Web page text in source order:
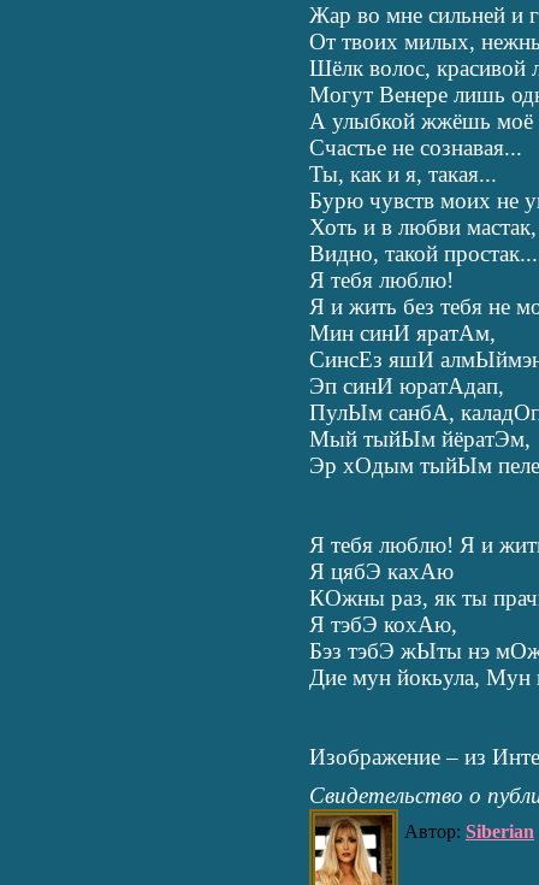
Жар во мне сильней и
От твоих милых,
Шёлк волос, красивой
Могут Венере лишь
А улыбкой жжёшь моё
Счастье не сознавая...
Ты, как и я, такая...
Бурю чувств моих не
Хоть и в любви
Видно, такой простак...
Я тебя люблю!
Я и жить без тебя не
Мин синИ яратАм,
СинсЕз яшИ
Эп синИ юратАдап,
ПулЫм санбА,
Мый тыйЫм йёратЭм,
Эр хОдым тыйЫм
Я тебя люблю! Я и
Я цябЭ кахАю
КОжны раз, як ты
Я тэбЭ кохАю,
Бэз тэбЭ жЫты нэ
Дие мун йокьула, Мун
Изображение – из
Свидетельство о
Автор: Siberian